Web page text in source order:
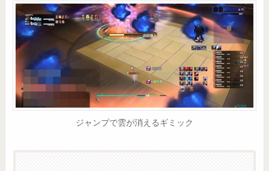
ジャンプで雲が消えるギミック